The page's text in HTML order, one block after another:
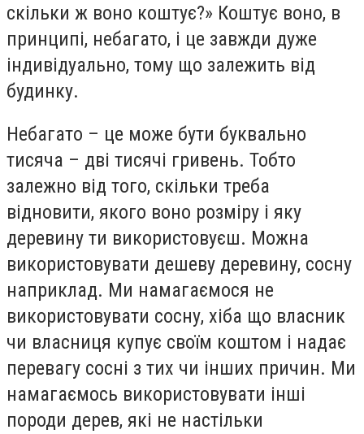
скільки ж воно коштує?» Коштує воно, в
принципі, небагато, і це завжди дуже
індивідуально, тому що залежить від
будинку.
Небагато – це може бути буквально
тисяча – дві тисячі гривень. Тобто
залежно від того, скільки треба
відновити, якого воно розміру і яку
деревину ти використовуєш. Можна
використовувати дешеву деревину, сосну
наприклад. Ми намагаємося не
використовувати сосну, хіба що власник
чи власниця купує своїм коштом і надає
перевагу сосні з тих чи інших причин. Ми
намагаємось використовувати інші
породи дерев, які не настільки